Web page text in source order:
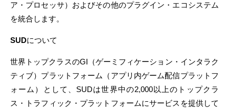
ア・プロセッサ）およびその他のプラグイン・エコシステム
を統合します。
SUDについて
世界トップクラスのGI （ゲーミフィケーション・インタラク
ティブ）プラットフォーム（アプリ内ゲーム配信プラットフ
ォーム）として、 SUDは世界中の2,000以上のトップクラ
ス・トラフィック・プラットフォームにサービスを提供して